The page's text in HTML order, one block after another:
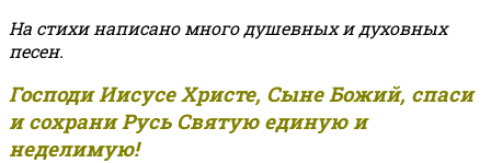
На стихи написано много душевных и духовных
песен.
Господи Иисусе Христе, Сыне Божий, спаси
и сохрани Русь Святую единую и
неделимую!